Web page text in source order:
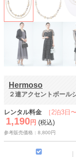
Hermoso
２連アクセントボール
［2泊3日
レンタル料金
1,190 円 (税込)
参考販売価格：8,800円